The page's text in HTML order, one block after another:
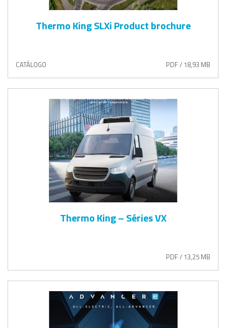
Thermo King SLXi Product brochure
CATÁLOGO PDF / 18,93 MB
Thermo King – Séries VX
PDF / 13,25 MB